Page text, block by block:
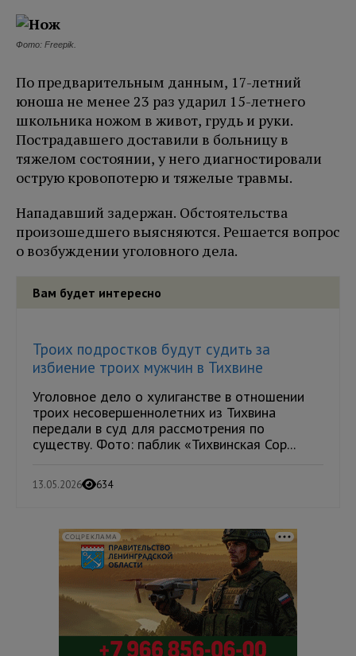
Фото: Freepik.
По предварительным данным, 17-летний
юноша не менее 23 раз ударил 15-летнего
школьника ножом в живот, грудь и руки.
Пострадавшего доставили в больницу в
тяжелом состоянии, у него диагностировали
острую кровопотерю и тяжелые травмы.
Нападавший задержан. Обстоятельства
произошедшего выясняются. Решается вопрос
о возбуждении уголовного дела.
Вам будет интересно
Троих подростков будут судить за
избиение троих мужчин в Тихвине
Уголовное дело о хулиганстве в отношении
троих несовершеннолетних из Тихвина
передали в суд для рассмотрения по
существу. Фото: паблик «Тихвинская Сор...
13.05.2026 634
СОЦРЕКЛАМА